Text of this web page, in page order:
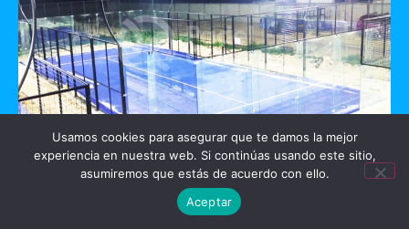
GO PADEL
Usamos cookies para asegurar que te damos la mejor
experiencia en nuestra web. Si continúas usando este sitio,
asumiremos que estás de acuerdo con ello.
Aceptar